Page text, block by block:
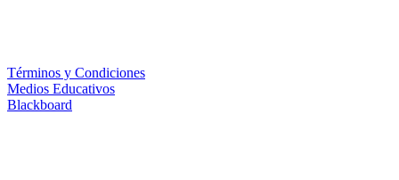
Términos y Condiciones
Medios Educativos
Blackboard